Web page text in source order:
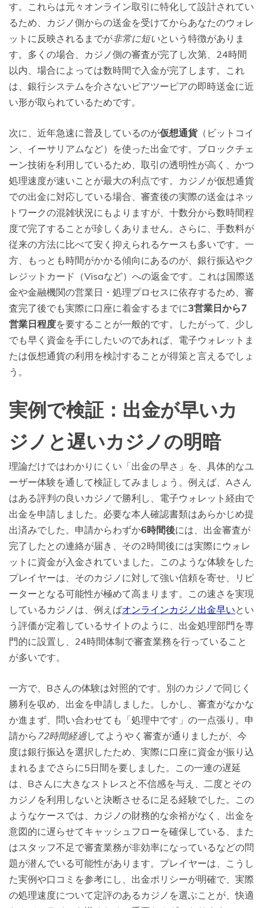
す。これらは元々オンライン取引に特化して設計されてい
るため、カジノ側からの送金を受けてからあなたのウォレ
ットに反映されるまでが非常に短いという特徴がありま
す。多くの場合、カジノ側の審査が完了し次第、24時間
以内、場合によっては数時間で入金が完了します。これ
は、銀行システムを介さないピアツーピアの即時送金に近
い形が取られているためです。
次に、近年急速に普及しているのが仮想通貨（ビットコイ
ン、イーサリアムなど）を使った出金です。ブロックチェ
ーン技術を利用しているため、取引の透明性が高く、かつ
処理速度が速いことが最大の利点です。カジノが仮想通貨
での出金に対応している場合、審査後の実際の送金はネッ
トワークの混雑状況にもよりますが、十数分から数時間程
度で完了することが珍しくありません。さらに、手数料が
従来の方法に比べて安く抑えられるケースも多いです。一
方、もっとも時間がかかる傾向にあるのが、銀行振込やク
レジットカード（Visaなど）への返金です。これは国際送
金や金融機関の営業日・処理プロセスに依存するため、審
査完了後でも実際に口座に着金するまでに3営業日から7
営業日程度を要することが一般的です。したがって、少し
でも早く資金を手にしたいのであれば、電子ウォレットま
たは仮想通貨の利用を検討することが得策と言えるでしょ
う。
実例で検証：出金が早いカ
ジノと遅いカジノの明暗
理論だけではわかりにくい「出金の早さ」を、具体的なユ
ーザー体験を通して検証してみましょう。例えば、Aさん
はある評判の良いカジノで勝利し、電子ウォレット経由で
出金を申請しました。必要な本人確認書類はあらかじめ提
出済みでした。申請からわずか6時間後には、出金審査が
完了したとの連絡が届き、その2時間後には実際にウォレ
ットに資金が入金されていました。このような体験をした
プレイヤーは、そのカジノに対して強い信頼を寄せ、リピ
ーターとなる可能性が極めて高まります。この速さを実現
しているカジノは、例えばオンラインカジノ出金早いとい
う評価が定着しているサイトのように、出金処理部門を専
門的に設置し、24時間体制で審査業務を行っていること
が多いです。
一方で、Bさんの体験は対照的です。別のカジノで同じく
勝利を収め、出金を申請しました。しかし、審査がなかな
か進まず、問い合わせても「処理中です」の一点張り。申
請から 72時間経過してようやく審査が通りましたが、今
度は銀行振込を選択したため、実際に口座に資金が振り込
まれるまでさらに5日間を要しました。この一連の遅延
は、Bさんに大きなストレスと不信感を与え、二度とその
カジノを利用しないと決断させるに足る経験でした。この
ようなケースでは、カジノの財務的な余裕がなく、出金を
意図的に遅らせてキャッシュフローを確保している、また
はスタッフ不足で審査業務が非効率になっているなどの問
題が潜んでいる可能性があります。プレイヤーは、こうし
た実例や口コミを参考にし、出金ポリシーが明確で、実際
の処理速度について定評のあるカジノを選ぶことが、快適